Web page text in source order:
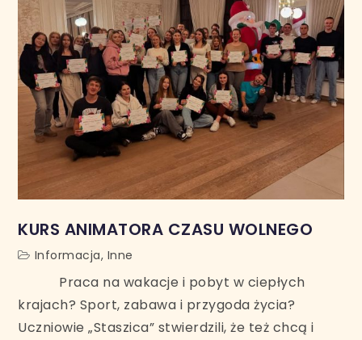
KURS ANIMATORA CZASU WOLNEGO
Informacja, Inne
Praca na wakacje i pobyt w ciepłych
krajach? Sport, zabawa i przygoda życia?
Uczniowie „Staszica” stwierdzili, że też chcą i